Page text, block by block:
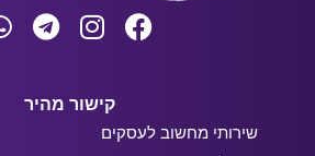
קישור מהיר
שירותי מחשוב לעסקים